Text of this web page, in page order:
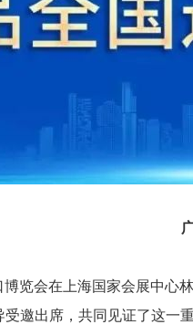
览会在上海国家会展中心
邀出席，共同见证了这